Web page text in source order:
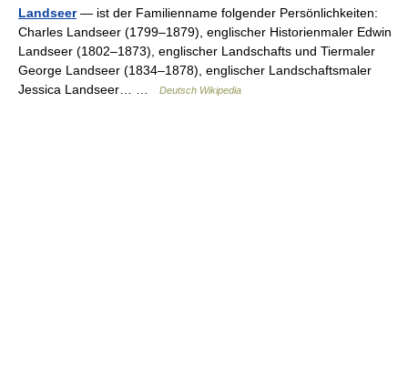
Landseer— ist der Familienname folgender Persönlichkeiten:
Charles Landseer (1799–1879), englischer Historienmaler Edwin
Landseer (1802–1873), englischer Landschafts und Tiermaler
George Landseer (1834–1878), englischer Landschaftsmaler
Jessica Landseer… …
Deutsch Wikipedia